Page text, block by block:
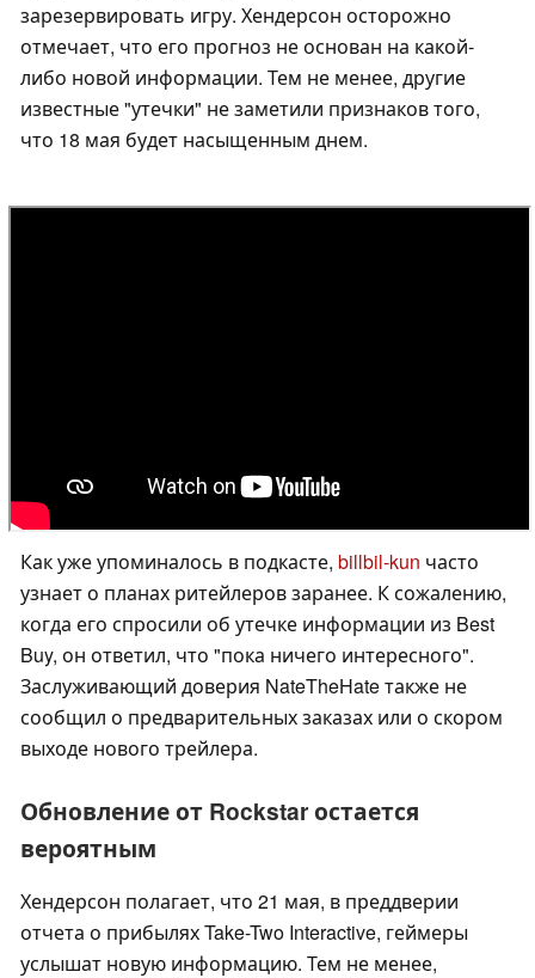
зарезервировать игру. Хендерсон осторожно
отмечает, что его прогноз не основан на какой-
либо новой информации. Тем не менее, другие
известные "утечки" не заметили признаков того,
что 18 мая будет насыщенным днем.
Как уже упоминалось в подкасте, billbil-kun часто
узнает о планах ритейлеров заранее. К сожалению,
когда его спросили об утечке информации из Best
Buy, он ответил, что "пока ничего интересного".
Заслуживающий доверия NateTheHate также не
сообщил о предварительных заказах или о скором
выходе нового трейлера.
Обновление от Rockstar остается
вероятным
Хендерсон полагает, что 21 мая, в преддверии
отчета о прибылях Take-Two Interactive, геймеры
услышат новую информацию. Тем не менее,